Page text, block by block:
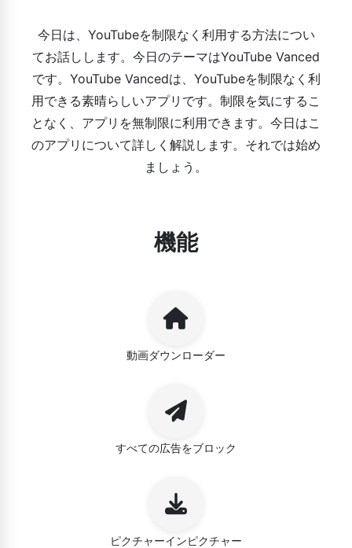
今日は、YouTubeを制限なく利用する方法につい
てお話しします。今日のテーマはYouTube Vanced
です。YouTube Vancedは、YouTubeを制限なく利
用できる素晴らしいアプリです。制限を気にするこ
となく、アプリを無制限に利用できます。今日はこ
のアプリについて詳しく解説します。それでは始め
ましょう。
機能
動画ダウンローダー
すべての広告をブロック
ピクチャーインピクチャー